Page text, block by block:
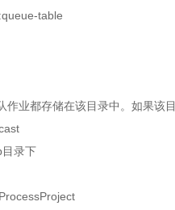
table
业都存储在该目录中。如果该
录下